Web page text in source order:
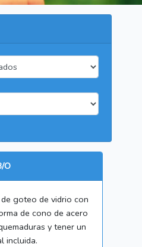
O
de goteo de vidrio con
de cono de acero
y tener un
incluida.